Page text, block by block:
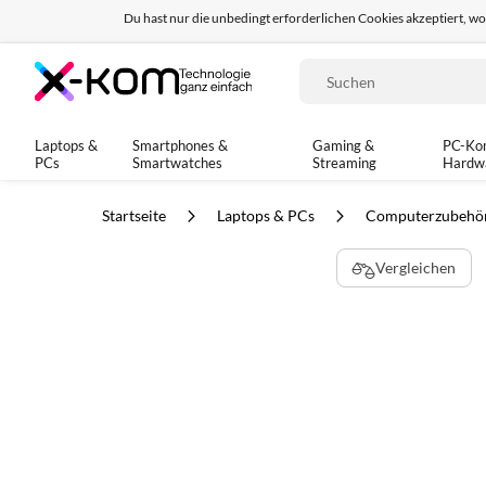
Du hast nur die unbedingt erforderlichen Cookies akzeptiert,
Seit 8 Jahren für dich da!
Laptops &
PCs
Smartphones &
Smartwatches
Gaming &
Streaming
PC-
Startseite Laptops & PCs
Vergleichen